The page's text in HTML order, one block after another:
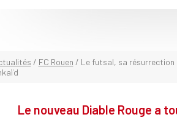
/ FC Rouen / Le futsal, sa résurrection
Le nouveau Diable Rouge a